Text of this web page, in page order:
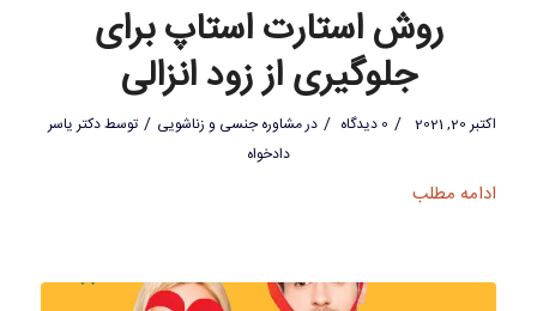
روش استارت استاپ برای
جلوگیری از زود انزالی
اکتبر 20, 2021 / 0 دیدگاه / درمشاوره جنسی و زناشویی / توسطدکتر یاسر
دادخواه
ادامه مطلب